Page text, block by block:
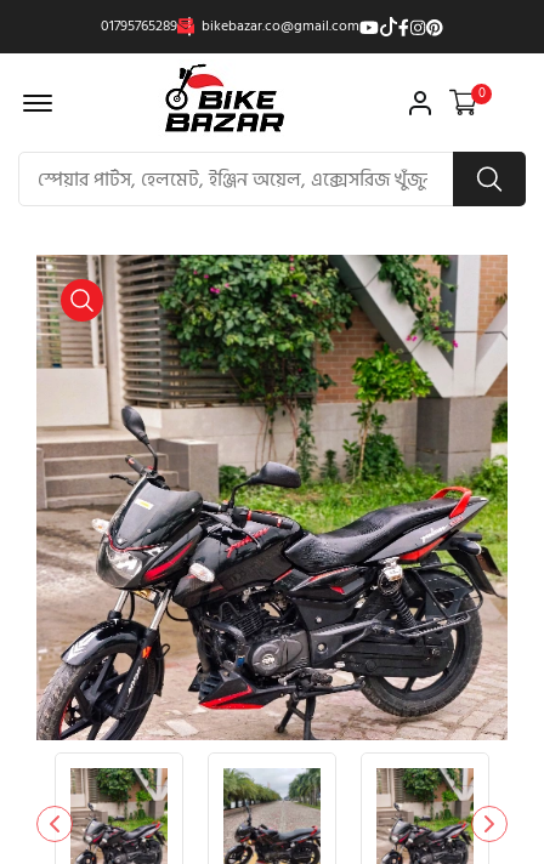
01795765289 bikebazar.co@gmail.com
Offcanvas Menu Open 0
product view